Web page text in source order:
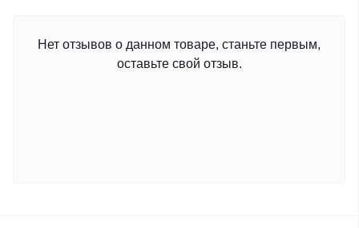
Нет отзывов о данном товаре, станьте первым,
оставьте свой отзыв.